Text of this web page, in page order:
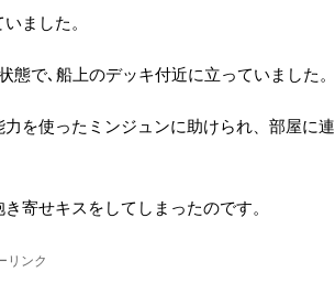
ました。
で､船上のデッキ付近に立っていました。
を使ったミンジュンに助けられ、部屋に連
寄せキスをしてしまったのです。
リンク